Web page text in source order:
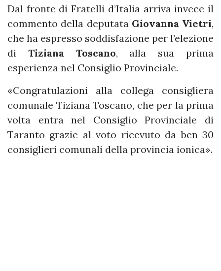
Dal fronte di Fratelli d’Italia arriva invece il
commento della deputata Giovanna Vietri,
che ha espresso soddisfazione per l’elezione
di Tiziana Toscano, alla sua prima
esperienza nel Consiglio Provinciale.
«Congratulazioni alla collega consigliera
comunale Tiziana Toscano, che per la prima
volta entra nel Consiglio Provinciale di
Taranto grazie al voto ricevuto da ben 30
consiglieri comunali della provincia ionica».